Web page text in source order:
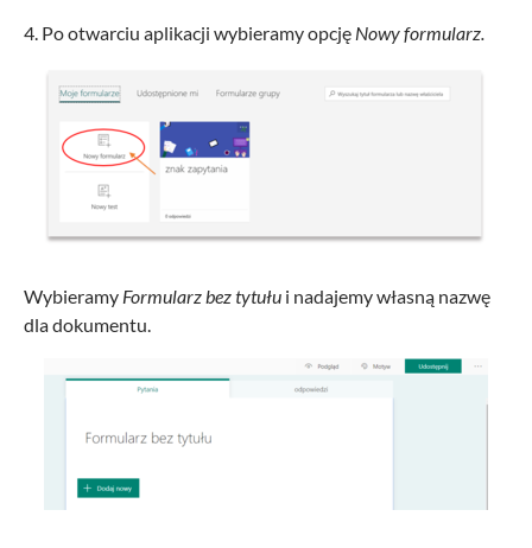
4. Po otwarciu aplikacji wybieramy opcję Nowy formularz.
Wybieramy Formularz bez tytułu i nadajemy własną nazwę
dla dokumentu.